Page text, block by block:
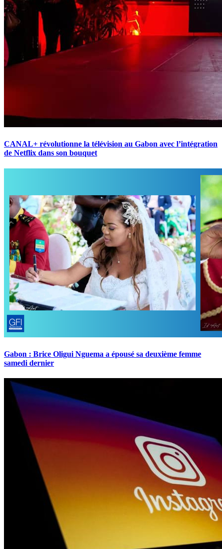
CANAL+ révolutionne la télévision au Gabon avec l’intégration
de Netflix dans son bouquet
Gabon : Brice Oligui Nguema a épousé sa deuxième femme
samedi dernier